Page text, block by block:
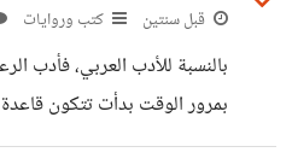
قبل سنتين كتب وروايات
بالنسبة للأدب العربي، فأدب
بمرور الوقت بدأت تتكون
المهتمين بأدب الرعب